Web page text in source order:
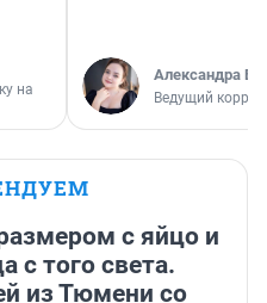
на
Александра
Ведущий
с яйцо и
с того света.
из Тюмени со